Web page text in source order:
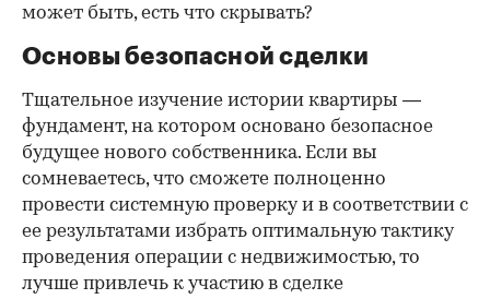
может быть, есть что скрывать?
Основы безопасной сделки
Тщательное изучение истории квартиры —
фундамент, на котором основано безопасное
будущее нового собственника. Если вы
сомневаетесь, что сможете полноценно
провести системную проверку и в соответствии с
ее результатами избрать оптимальную тактику
проведения операции с недвижимостью, то
лучше привлечь к участию в сделке